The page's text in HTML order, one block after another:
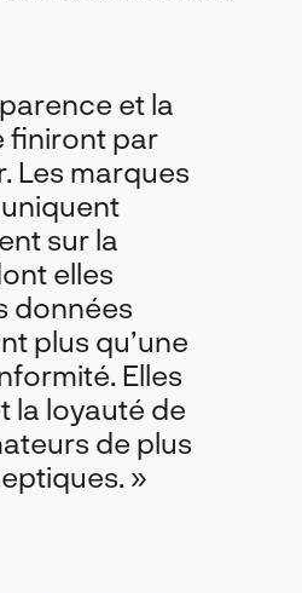
et la
finiront par
Les marques
sur la
elles
données
plus qu’une
Elles
la loyauté de
de plus
»